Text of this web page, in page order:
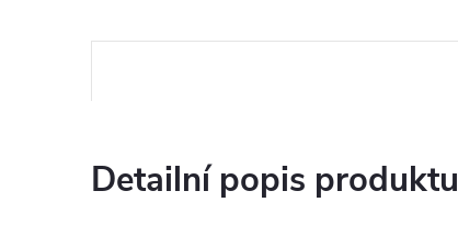
Detailní popis produktu